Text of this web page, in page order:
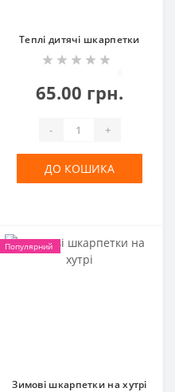
Теплі дитячі шкарпетки
65.00 грн.
- +
ДО КОШИКА
Популярний
Зимові шкарпетки на хутрі